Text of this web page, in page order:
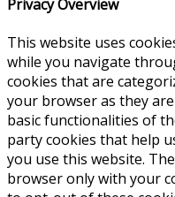
Privacy Overview
This website uses
while you navigate
cookies that are
your browser as they
basic functionalities of
party cookies that help
you use this website.
browser only with your